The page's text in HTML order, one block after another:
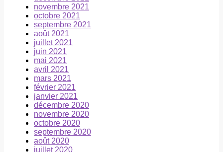
novembre 2021
octobre 2021
septembre 2021
août 2021
juillet 2021
juin 2021
mai 2021
avril 2021
mars 2021
février 2021
janvier 2021
décembre 2020
novembre 2020
octobre 2020
septembre 2020
août 2020
juillet 2020